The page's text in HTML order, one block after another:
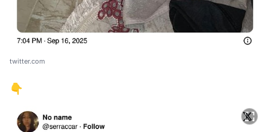
twitter.com
👇